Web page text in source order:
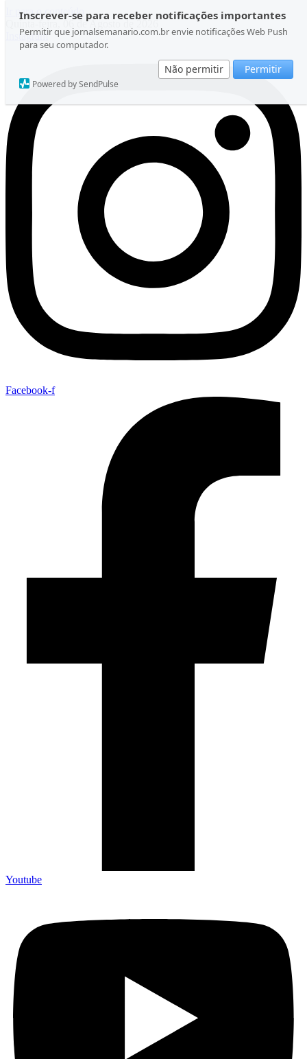
Inscrever-se para receber notificações importantes
Permitir que jornalsemanario.com.br envie notificações Web Push
para seu computador.
Não permitir Permitir
Powered by SendPulse
Ir para o conteúdo
Quinta-feira, 06 de Agosto de 2026
Instagram
Facebook-f
Youtube